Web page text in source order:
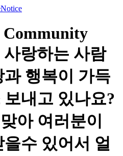
Notice
사랑하는 사람
행복이 가득
내고 있나요?
아 여러분이
수 있어서 얼